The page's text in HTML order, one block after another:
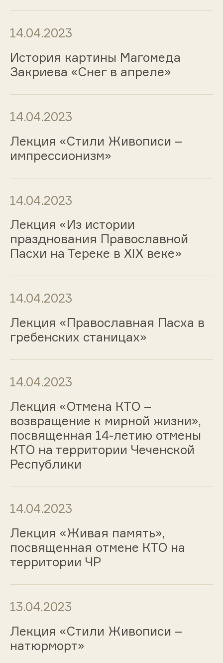
14.04.2023
История картины Магомеда
Закриева «Снег в апреле»
14.04.2023
Лекция «Стили Живописи –
импрессионизм»
14.04.2023
Лекция «Из истории
празднования Православной
Пасхи на Тереке в XIX веке»
14.04.2023
Лекция «Православная Пасха в
гребенских станицах»
14.04.2023
Лекция «Отмена КТО –
возвращение к мирной жизни»,
посвященная 14-летию отмены
КТО на территории Чеченской
Республики
14.04.2023
Лекция «Живая память»,
посвященная отмене КТО на
территории ЧР
13.04.2023
Лекция «Стили Живописи –
натюрморт»